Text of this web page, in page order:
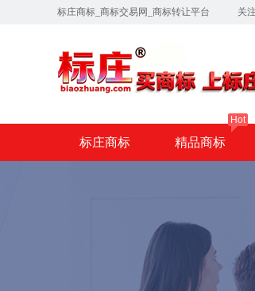
标庄商标_商标交易网_商标转让平台 关
标庄商标 精品商标
Hot